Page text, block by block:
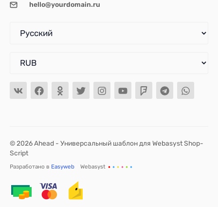
hello@yourdomain.ru
© 2026 Ahead - Универсальный шаблон для Webasyst Shop-
Script
Разработано в Easyweb Webasyst